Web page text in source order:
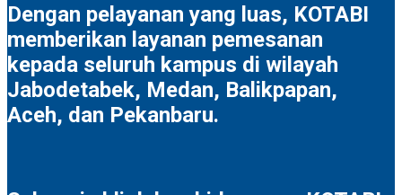
Dengan pelayanan yang luas, KOTABI
memberikan layanan pemesanan
kepada seluruh kampus di wilayah
Jabodetabek, Medan, Balikpapan,
Aceh, dan Pekanbaru.